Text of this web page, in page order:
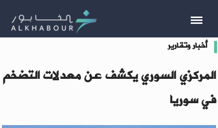
أخبار وتقارير
المركزي السوري يكشف عن معدلات التضخم
في سوريا